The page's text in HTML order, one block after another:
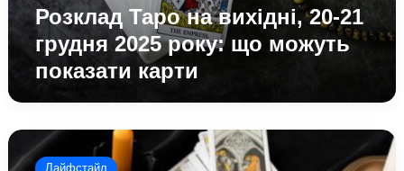
що
показати
карти
Розклад Таро на вихідні, 20-21
грудня 2025 року: що можуть
показати карти
Що
означає
Лайфстайл